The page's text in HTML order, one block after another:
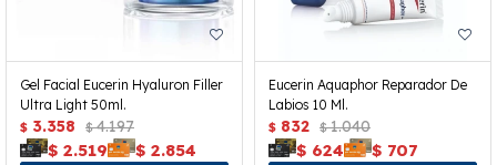
Gel Facial Eucerin Hyaluron Filler
Ultra Light 50ml.
$ 3.358 $ 4.197
$ 2.519 $ 2.854
Eucerin Aquaphor Reparador De
Labios 10 Ml.
$ 832 $ 1.040
$ 624 $ 707